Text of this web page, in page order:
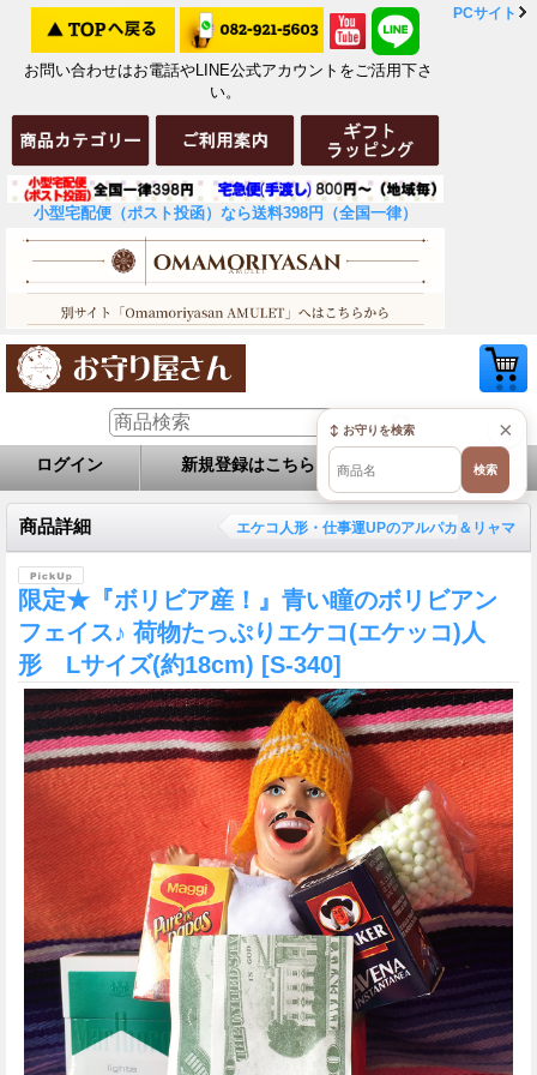
お問い合わせはお電話やLINE公式アカウントをご活用下さ
い。
小型宅配便（ポスト投函）なら送料398円（全国一律）
PCサイト
ログイン 新規登録はこちら お問い合せ
商品詳細 エケコ人形・仕事運UPのアルパカ＆リャマ
限定★『ボリビア産！』青い瞳のボリビアン
フェイス♪ 荷物たっぷりエケコ(エケッコ)人
形 Lサイズ(約18cm) [S-340]
×
↕ お守りを検索
検索